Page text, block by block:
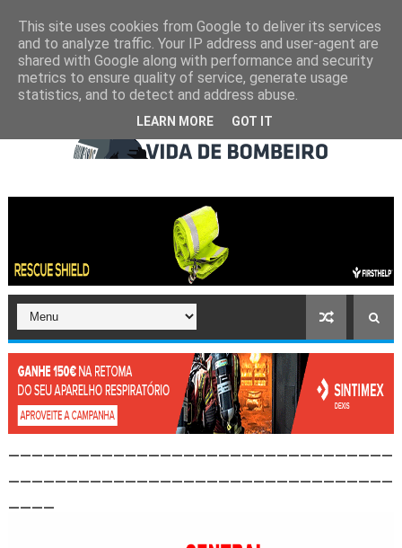
This site uses cookies from Google to deliver its services
and to analyze traffic. Your IP address and user-agent are
shared with Google along with performance and security
metrics to ensure quality of service, generate usage
statistics, and to detect and address abuse.
LEARN MORE GOT IT